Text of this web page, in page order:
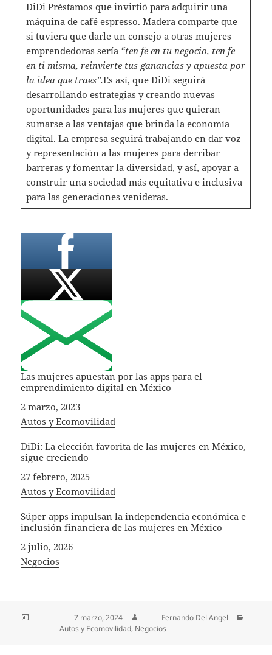
DiDi Préstamos que invirtió para adquirir una
máquina de café espresso. Madera comparte que
si tuviera que darle un consejo a otras mujeres
emprendedoras sería “ten fe en tu negocio, ten fe
en ti misma, reinvierte tus ganancias y apuesta por
la idea que traes”.Es así, que DiDi seguirá
desarrollando estrategias y creando nuevas
oportunidades para las mujeres que quieran
sumarse a las ventajas que brinda la economía
digital. La empresa seguirá trabajando en dar voz
y representación a las mujeres para derribar
barreras y fomentar la diversidad, y así, apoyar a
construir una sociedad más equitativa e inclusiva
para las generaciones venideras.
Las mujeres apuestan por las apps para el
emprendimiento digital en México
Fecha
2 marzo, 2023
In relation to
Autos y Ecomovilidad
DiDi: La elección favorita de las mujeres en México,
sigue creciendo
Fecha
27 febrero, 2025
In relation to
Autos y Ecomovilidad
Súper apps impulsan la independencia económica e
inclusión financiera de las mujeres en México
Fecha
2 julio, 2026
In relation to
Negocios
Publicado el7 marzo, 2024
Fernando Del Angel
CategoríasAutos y Ecomovilidad, Negocios